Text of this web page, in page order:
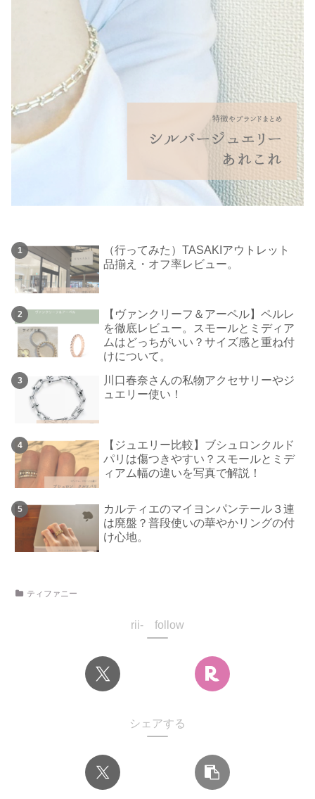
（行ってみた）TASAKIアウトレット
品揃え・オフ率レビュー。
【ヴァンクリーフ＆アーペル】ペルレ
を徹底レビュー。スモールとミディア
ムはどっちがいい？サイズ感と重ね付
けについて。
川口春奈さんの私物アクセサリーやジ
ュエリー使い！
【ジュエリー比較】ブシュロンクルド
パリは傷つきやすい？スモールとミデ
ィアム幅の違いを写真で解説！
カルティエのマイヨンパンテール３連
は廃盤？普段使いの華やかリングの付
け心地。
ティファニー
rii- follow
シェアする